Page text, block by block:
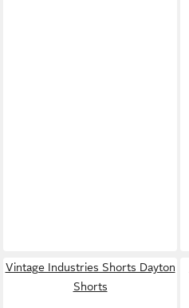
Vintage Industries Shorts Dayton
Shorts